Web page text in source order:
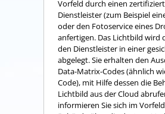
Vorfeld durch einen
Dienstleister (zum Beispiel
oder den Fotoservice eines
anfertigen. Das Lichtbild wird
den Dienstleister in einer
abgelegt.Sie erhalten den
Data-Matrix-Codes (ähnlich
Code), mit Hilfe dessen die
Lichtbild aus der Cloud
informieren Sie sich im